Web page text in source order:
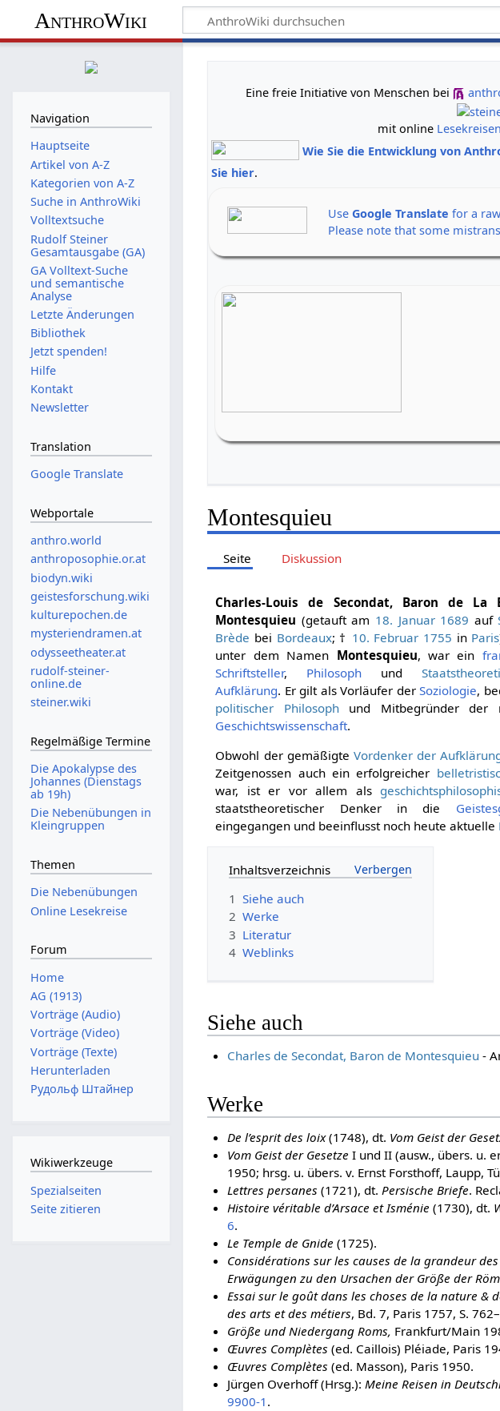
AnthroWiki
Eine freie Initiative von Menschen bei
mit online Lesekreisen
Wie Sie die Entwicklung von
Sie hier.
UseGoogle Translate for a
Please note that some
Montesquieu
Seite Diskussion
Charles-Louis de Secondat, Baron de La
Montesquieu (getauft am 18. Januar 1689 auf
Brède bei Bordeaux; † 10. Februar 1755 in Paris
unter dem Namen Montesquieu, war ein
Schriftsteller, Philosoph und
Aufklärung. Er gilt als Vorläufer derSoziologie,
politischer Philosophund Mitbegründer der
Geschichtswissenschaft.
Obwohl der gemäßigteVordenker der
Zeitgenossen auch ein erfolgreicher
war, ist er vor allem als
staatstheoretischer Denker in die
eingegangen und beeinflusst noch heute aktuelle
Inhaltsverzeichnis
1 Siehe auch
2 Werke
3 Literatur
4 Weblinks
Siehe auch
Charles de Secondat, Baron de Montesquieu -
Werke
De l’esprit des loix(1748), dt. Vom Geist der
Vom Geist der Gesetze I und II (ausw., übers. u.
1950; hrsg. u. übers. v. Ernst Forsthoff, Laupp,
Lettres persanes (1721), dt. Persische Briefe.
Histoire véritable d’Arsace et Isménie (1730), dt.
6.
Le Temple de Gnide (1725).
Considérations sur les causes de la grandeur
Erwägungen zu den Ursachen der Größe der
Essai sur le goût dans les choses de la nature &
des arts et des métiers, Bd. 7, Paris 1757, S.
Größe und Niedergang Roms, Frankfurt/Main
Œuvres Complètes (ed. Caillois) Pléiade, Paris
Œuvres Complètes (ed. Masson), Paris 1950.
Jürgen Overhoff (Hrsg.): Meine Reisen in
9900-1 .
Navigation
Hauptseite
Artikel von A-Z
Kategorien von A-Z
Suche in AnthroWiki
Volltextsuche
Rudolf Steiner
Gesamtausgabe (GA)
GA Volltext-Suche
und semantische
Analyse
Letzte Änderungen
Bibliothek
Jetzt spenden!
Hilfe
Kontakt
Newsletter
Translation
Google Translate
Webportale
anthro.world
anthroposophie.or.at
biodyn.wiki
geistesforschung.wiki
kulturepochen.de
mysteriendramen.at
odysseetheater.at
rudolf-steiner-
online.de
steiner.wiki
Regelmäßige Termine
Die Apokalypse des
Johannes (Dienstags
ab 19h)
Die Nebenübungen in
Kleingruppen
Themen
Die Nebenübungen
Online Lesekreise
Forum
Home
AG (1913)
Vorträge (Audio)
Vorträge (Video)
Vorträge (Texte)
Herunterladen
Рудольф Штайнер
Wikiwerkzeuge
Spezialseiten
Seite zitieren